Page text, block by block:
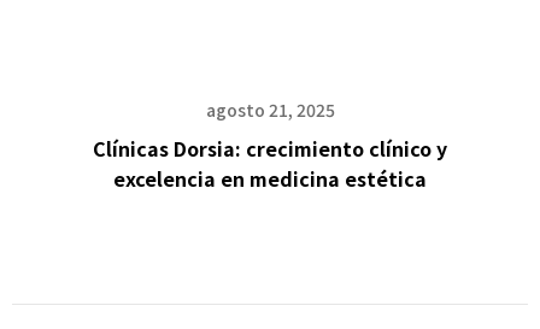
agosto 21, 2025
Clínicas Dorsia: crecimiento clínico y
excelencia en medicina estética